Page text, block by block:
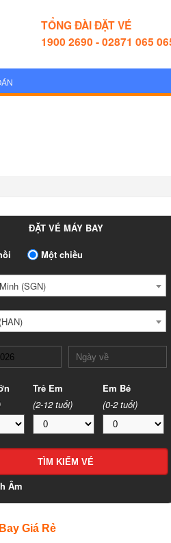
TỔNG ĐÀI ĐẶT VÉ
1900 2690 - 02871 065 065
ĐẶT VÉ MÁY BAY
Một chiều
(SGN)
Trẻ Em
(2-12 tuổi)
Em Bé
(0-2 tuổi)
Âm
Giá Rẻ